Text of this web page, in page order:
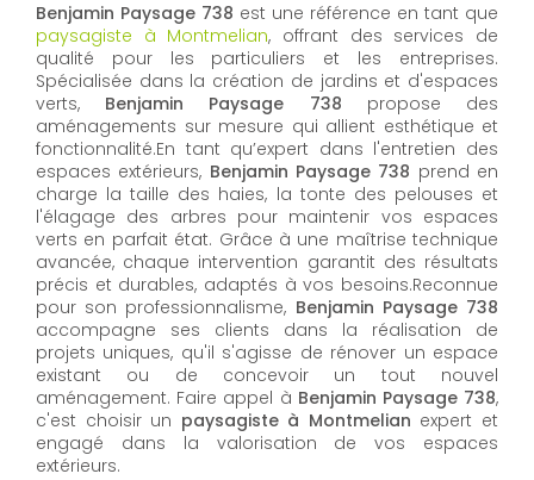
Benjamin Paysage 738 est une référence en tant que
paysagiste à Montmelian, offrant des services de
qualité pour les particuliers et les entreprises.
Spécialisée dans la création de jardins et d'espaces
verts, Benjamin Paysage 738 propose des
aménagements sur mesure qui allient esthétique et
fonctionnalité.En tant qu’expert dans l'entretien des
espaces extérieurs, Benjamin Paysage 738 prend en
charge la taille des haies, la tonte des pelouses et
l'élagage des arbres pour maintenir vos espaces
verts en parfait état. Grâce à une maîtrise technique
avancée, chaque intervention garantit des résultats
précis et durables, adaptés à vos besoins.Reconnue
pour son professionnalisme, Benjamin Paysage 738
accompagne ses clients dans la réalisation de
projets uniques, qu'il s'agisse de rénover un espace
existant ou de concevoir un tout nouvel
aménagement. Faire appel à Benjamin Paysage 738,
c'est choisir un paysagiste à Montmelian expert et
engagé dans la valorisation de vos espaces
extérieurs.